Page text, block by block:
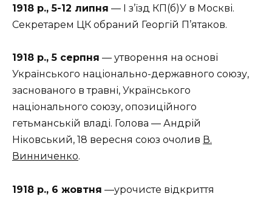
1918 р., 5-12 липня — І з’їзд КП(б)У в Москві.
Секретарем ЦК обраний Георгій П’ятаков.
1918 р., 5 серпня — утворення на основі
Українського національно-державного союзу,
заснованого в травні, Українського
національного союзу, опозиційного
гетьманській владі. Голова — Андрій
Ніковський, 18 вересня союз очолив В.
Винниченко.
1918 р., 6 жовтня —урочисте відкриття